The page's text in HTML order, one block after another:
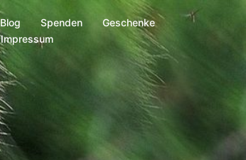
Blog Spenden
Geschenke
Impressum